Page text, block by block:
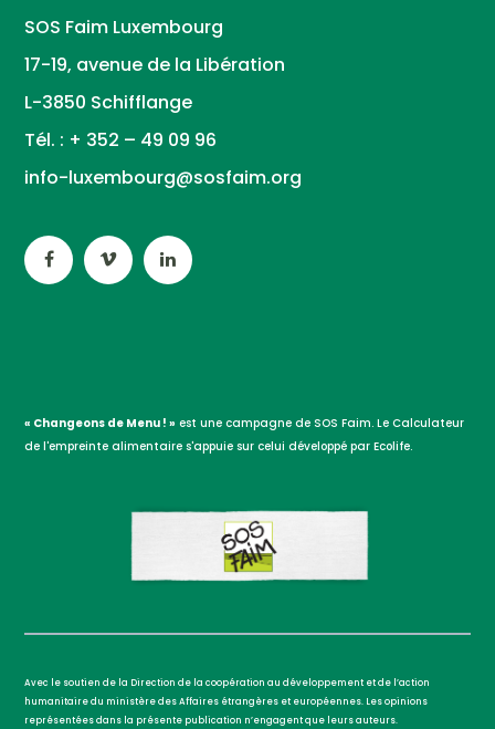
SOS Faim Luxembourg
17-19, avenue de la Libération
L-3850 Schifflange
Tél. : + 352 – 49 09 96
info-luxembourg@sosfaim.org
« Changeons de Menu ! » est une campagne de SOS Faim. Le Calculateur
de l'empreinte alimentaire s'appuie sur celui développé par Ecolife.
Avec le soutien de la Direction de la coopération au développement et de l’action
humanitaire du ministère des Affaires étrangères et européennes. Les opinions
représentées dans la présente publication n’engagent que leurs auteurs.